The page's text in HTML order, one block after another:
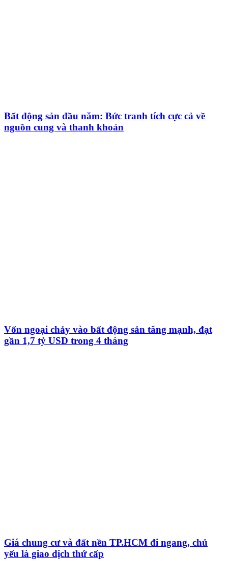
Bất động sản đầu năm: Bức tranh tích cực cả về
nguồn cung và thanh khoản
Vốn ngoại chảy vào bất động sản tăng mạnh, đạt
gần 1,7 tỷ USD trong 4 tháng
Giá chung cư và đất nền TP.HCM đi ngang, chủ
yếu là giao dịch thứ cấp